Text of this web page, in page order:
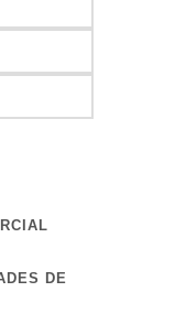
DE